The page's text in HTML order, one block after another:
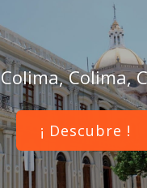
Colima, Colima,
¡ Descubre !